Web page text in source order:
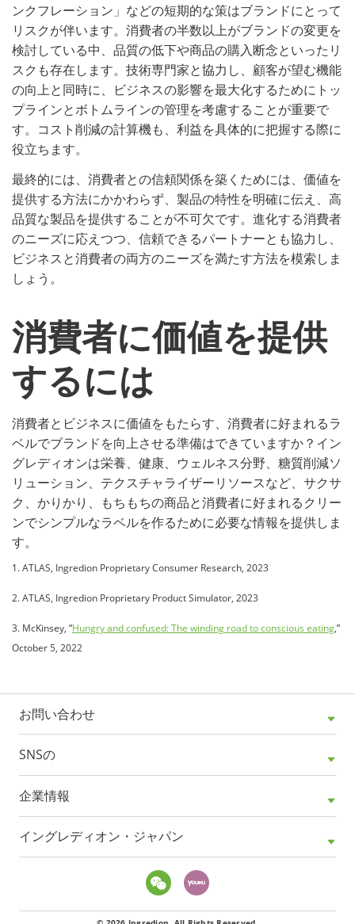
ンクフレーション」などの短期的な策はブランドにとって
リスクが伴います。消費者の半数以上がブランドの変更を
検討している中、品質の低下や商品の購入断念といったリ
スクも存在します。技術専門家と協力し、顧客が望む機能
の向上と同時に、ビジネスの影響を最大化するためにトッ
プラインとボトムラインの管理を考慮することが重要で
す。コスト削減の計算機も、利益を具体的に把握する際に
役立ちます。
最終的には、消費者との信頼関係を築くためには、価値を
提供する方法にかかわらず、製品の特性を明確に伝え、高
品質な製品を提供することが不可欠です。進化する消費者
のニーズに応えつつ、信頼できるパートナーとも協力し、
ビジネスと消費者の両方のニーズを満たす方法を模索しま
しょう。
消費者に価値を提供
するには
消費者とビジネスに価値をもたらす、消費者に好まれるラ
ベルでブランドを向上させる準備はできていますか？イン
グレディオンは栄養、健康、ウェルネス分野、糖質削減ソ
リューション、テクスチャライザーリソースなど、サクサ
ク、かりかり、もちもちの商品と消費者に好まれるクリー
ンでシンプルなラベルを作るために必要な情報を提供しま
す。
1. ATLAS, Ingredion Proprietary Consumer Research, 2023
2. ATLAS, Ingredion Proprietary Product Simulator, 2023
3. McKinsey, “Hungry and confused: The winding road to conscious eating,”
October 5, 2022
お問い合わせ
SNSの
企業情報
イングレディオン・ジャパン